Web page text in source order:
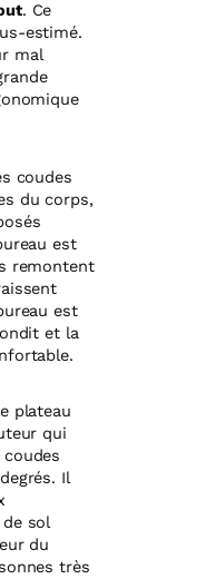
. Ce
estimé.
mal
coudes
du corps,
est
remontent
est
et la
plateau
qui
Il
sol
du
très